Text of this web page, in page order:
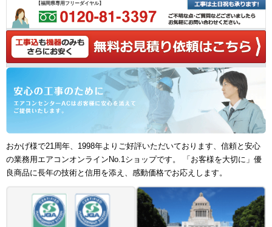
【福岡県専用フリーダイヤル】
おかげ様で21周年、1998年よりご好評いただいております、信頼と安心
の業務用エアコンオンラインNo.1ショップです。 「お客様を大切に」優
良商品に長年の技術と信用を添え、感動価格でお応えします。